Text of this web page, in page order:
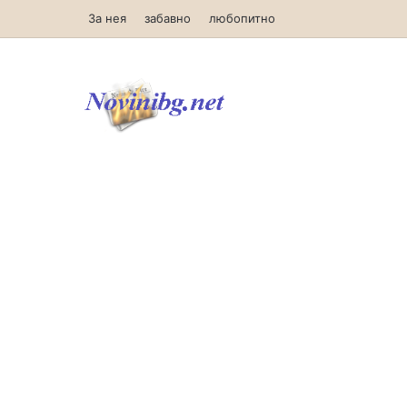
За нея забавно любопитно